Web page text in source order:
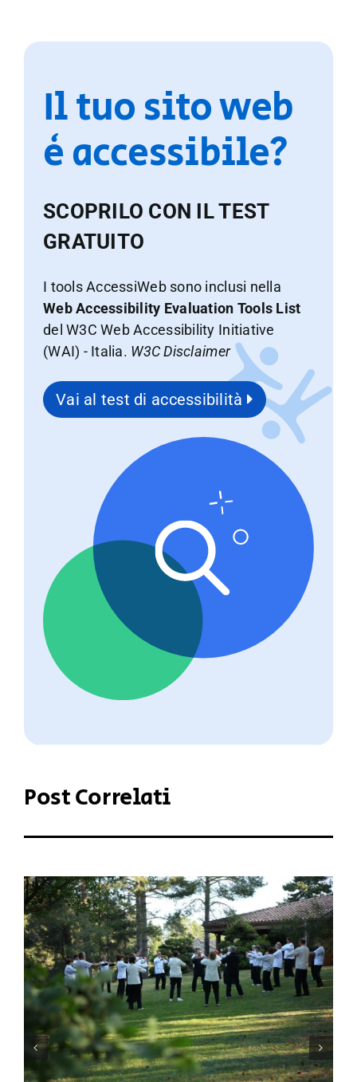
Il tuo sito web
è accessibile?
SCOPRILO CON IL TEST
GRATUITO
I tools AccessiWeb sono inclusi nella
Web Accessibility Evaluation Tools List
del W3C Web Accessibility Initiative
(WAI) - Italia. W3C Disclaimer
Vai al test di accessibilità
Post Correlati